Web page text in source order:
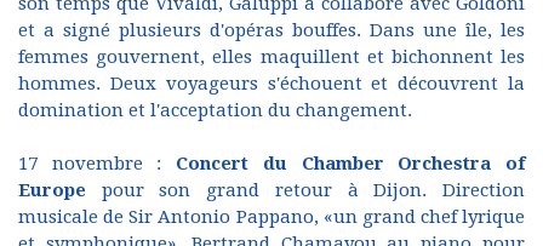
et a signé plusieurs d'opéras bouffes. Dans une île, les
femmes gouvernent, elles maquillent et bichonnent les
hommes. Deux voyageurs s'échouent et découvrent la
domination et l'acceptation du changement.
17 novembre : Concert du Chamber Orchestra of
Europe pour son grand retour à Dijon. Direction
musicale de Sir Antonio Pappano, «un grand chef lyrique